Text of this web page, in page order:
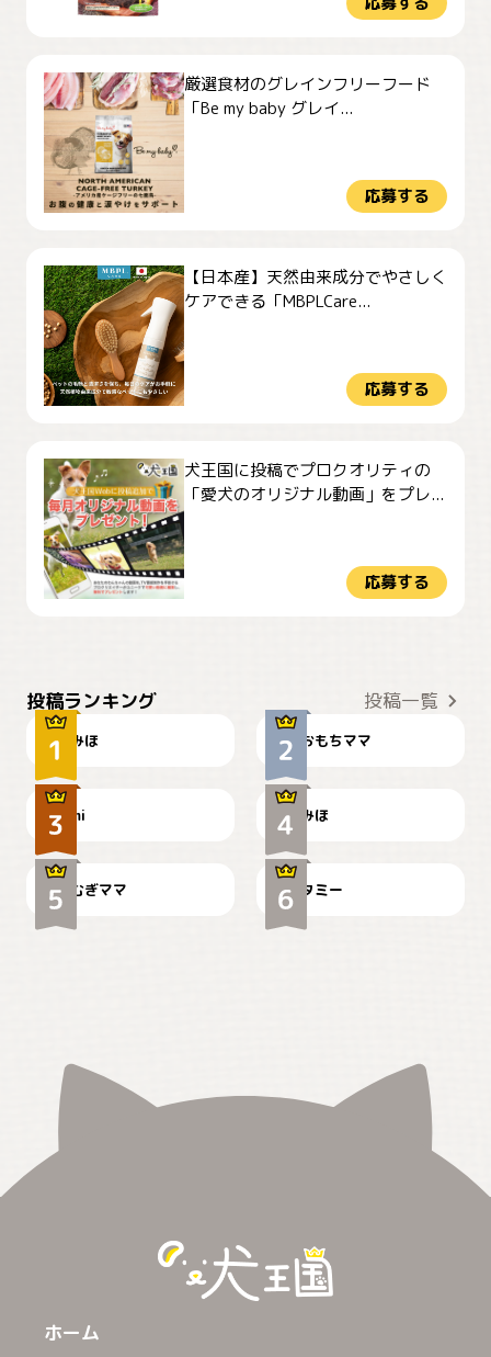
厳選食材のグレインフリーフード
「Be my baby グレイ...
応募する
【日本産】天然由来成分でやさしく
ケアできる「MBPLCare...
応募する
犬王国に投稿でプロクオリティの
「愛犬のオリジナル動画」をプレ...
応募する
投稿ランキング 投稿一覧
みほ おもちママ
可愛い？
mi
見てるぞぉ
みほ
🌻とむぎ！
むぎママ
ドーベルマンのお友達邸に
て
タミー
ホーム